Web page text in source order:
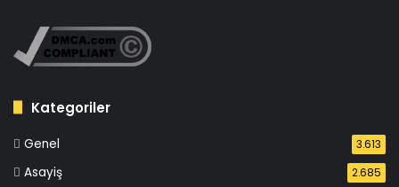
Kategoriler
Genel 3.613
Asayiş 2.685